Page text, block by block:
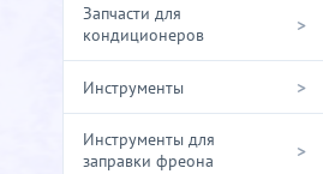
Запчасти для
кондиционеров
>
Инструменты >
Инструменты для
заправки фреона
>